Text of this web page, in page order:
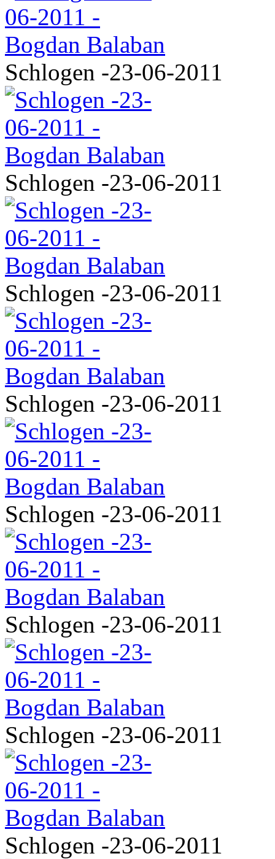
Schlogen -23-06-2011
Schlogen -23-06-2011
Schlogen -23-06-2011
Schlogen -23-06-2011
Schlogen -23-06-2011
Schlogen -23-06-2011
Schlogen -23-06-2011
Schlogen -23-06-2011